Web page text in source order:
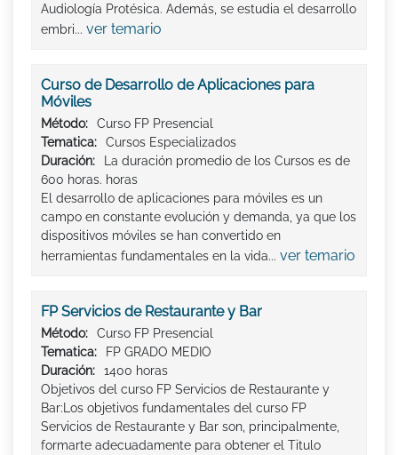
Audiología Protésica. Además, se estudia el desarrollo
embri... ver temario
Curso de Desarrollo de Aplicaciones para
Móviles
Método:
Curso FP Presencial
Tematica:
Cursos Especializados
Duración:
La duración promedio de los Cursos es de
600 horas. horas
El desarrollo de aplicaciones para móviles es un
campo en constante evolución y demanda, ya que los
dispositivos móviles se han convertido en
herramientas fundamentales en la vida... ver temario
FP Servicios de Restaurante y Bar
Método:
Curso FP Presencial
Tematica:
FP GRADO MEDIO
Duración:
1400 horas
Objetivos del curso FP Servicios de Restaurante y
Bar:Los objetivos fundamentales del curso FP
Servicios de Restaurante y Bar son, principalmente,
formarte adecuadamente para obtener el Titulo